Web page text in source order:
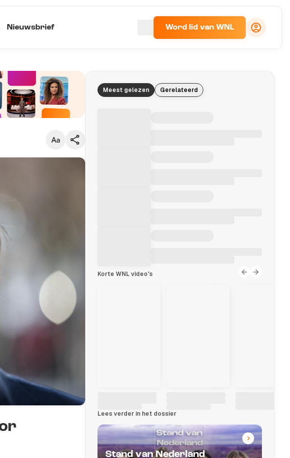
Nieuwsbrief Word lid van WNL
Meest gelezen Gerelateerd
Korte WNL video's
Lees verder in het dossier
Stand van Nederland